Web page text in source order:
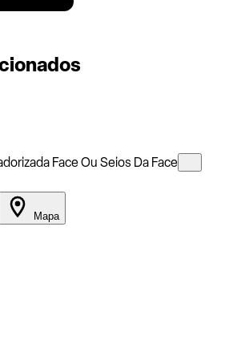
Face Ou Seios Da Face
Mapa